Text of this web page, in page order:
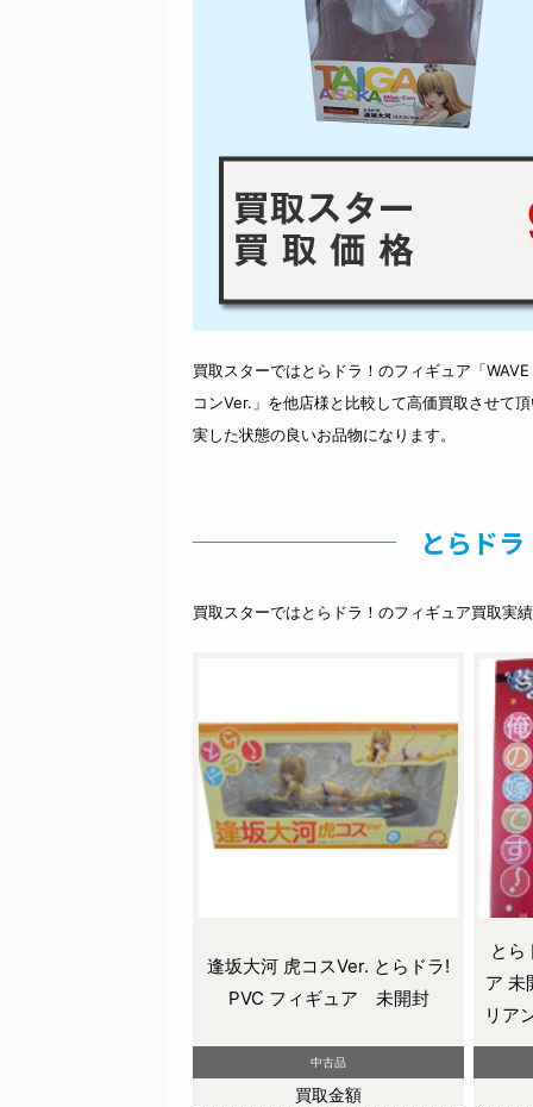
買取スターではとらドラ！のフィギュア「
コンVer.」を他店様と比較して高価買取させて
実した状態の良いお品物になります。
とらド
買取スターではとらドラ！のフィギュア買取実
逢坂大河 虎コスVer. とらドラ!
PVC フィギュア 未開封
中古品
買取金額
とら
ア 未
リア